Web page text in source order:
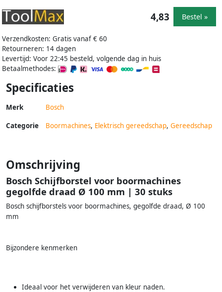
Verzendkosten: Gratis vanaf € 60
Retourneren: 14 dagen
Levertijd: Voor 22:45 besteld, volgende dag in huis
Betaalmethodes:
4,83 Bestel »
Specificaties
Merk Bosch
Categorie Boormachines, Elektrisch gereedschap, Gereedschap
Omschrijving
Bosch Schijfborstel voor boormachines
gegolfde draad Ø 100 mm | 30 stuks
Bosch schijfborstels voor boormachines, gegolfde draad, Ø 100
mm
Bijzondere kenmerken
Ideaal voor het verwijderen van kleur naden.